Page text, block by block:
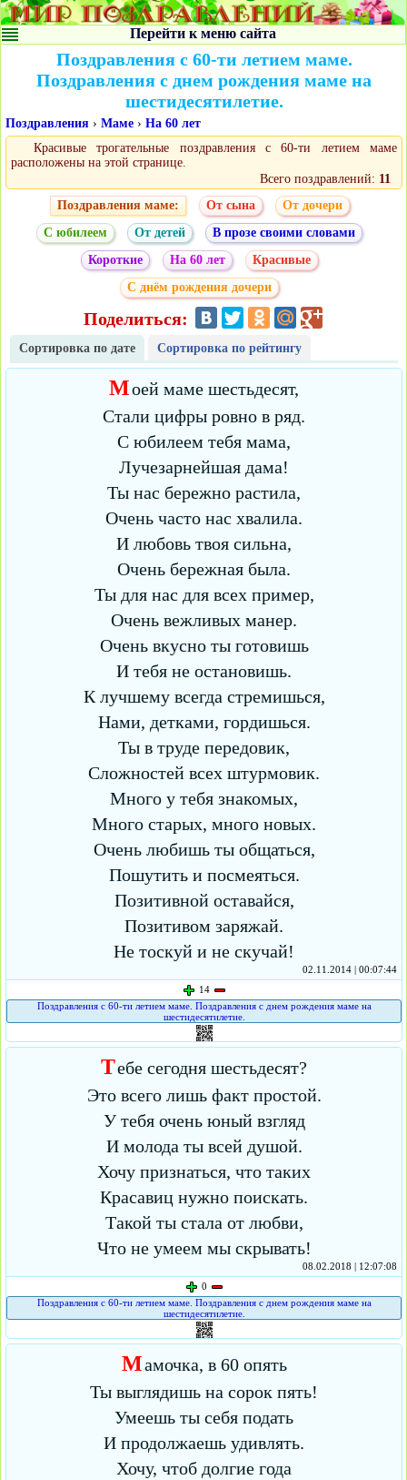
Перейти к меню сайта
Поздравления с 60-ти летием маме.
Поздравления с днем рождения маме на
шестидесятилетие.
Поздравления › Маме › На 60 лет
Красивые трогательные поздравления с 60-ти летием маме
расположены на этой странице.
Всего поздравлений: 11
Поздравления маме:
От сына
От дочери
С юбилеем
От детей
В прозе своими словами
Короткие
На 60 лет
Красивые
С днём рождения дочери
Поделиться:
Сортировка по дате Сортировка по рейтингу
Моей маме шестьдесят,
Стали цифры ровно в ряд.
С юбилеем тебя мама,
Лучезарнейшая дама!
Ты нас бережно растила,
Очень часто нас хвалила.
И любовь твоя сильна,
Очень бережная была.
Ты для нас для всех пример,
Очень вежливых манер.
Очень вкусно ты готовишь
И тебя не остановишь.
К лучшему всегда стремишься,
Нами, детками, гордишься.
Ты в труде передовик,
Сложностей всех штурмовик.
Много у тебя знакомых,
Много старых, много новых.
Очень любишь ты общаться,
Пошутить и посмеяться.
Позитивной оставайся,
Позитивом заряжай.
Не тоскуй и не скучай!
02.11.2014 | 00:07:44
14
Поздравления с 60-ти летием маме. Поздравления с днем рождения маме на
шестидесятилетие.
Тебе сегодня шестьдесят?
Это всего лишь факт простой.
У тебя очень юный взгляд
И молода ты всей душой.
Хочу признаться, что таких
Красавиц нужно поискать.
Такой ты стала от любви,
Что не умеем мы скрывать!
08.02.2018 | 12:07:08
0
Поздравления с 60-ти летием маме. Поздравления с днем рождения маме на
шестидесятилетие.
Мамочка, в 60 опять
Ты выглядишь на сорок пять!
Умеешь ты себя подать
И продолжаешь удивлять.
Хочу, чтоб долгие года